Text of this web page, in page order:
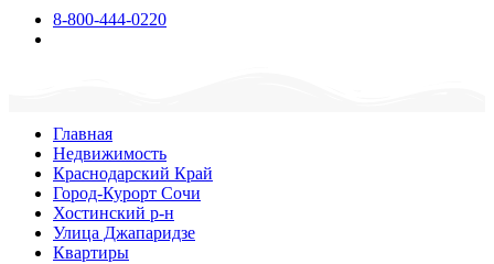
8-800-444-0220
Главная
Недвижимость
Краснодарский Край
Город-Курорт Сочи
Хостинский р-н
Улица Джапаридзе
Квартиры